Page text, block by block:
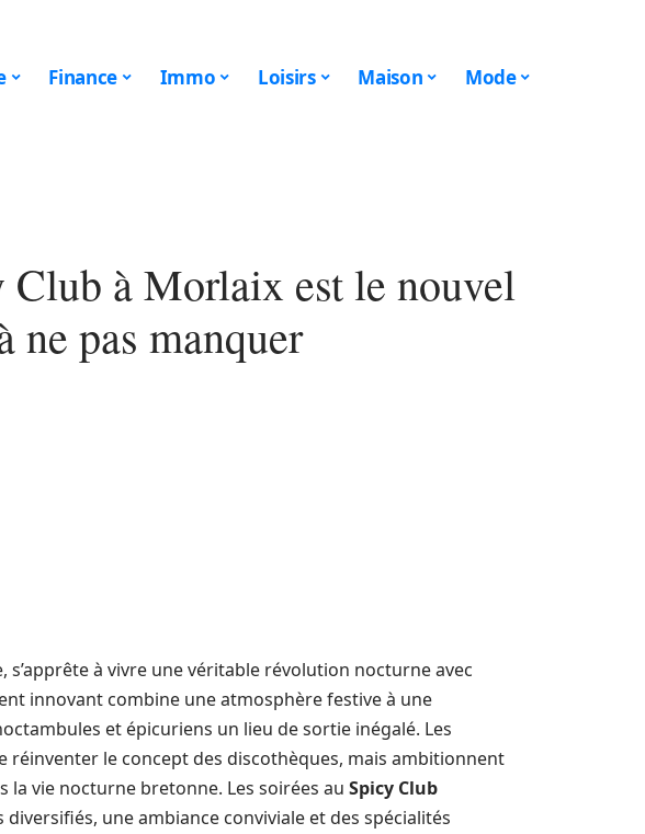
Finance Immo Loisirs Maison Mode
Club à Morlaix est le nouvel
ne pas manquer
s’apprête à vivre une véritable révolution nocturne avec
innovant combine une atmosphère festive à une
et épicuriens un lieu de sortie inégalé. Les
réinventer le concept des discothèques, mais ambitionnent
la vie nocturne bretonne. Les soirées au Spicy Club
une ambiance conviviale et des spécialités